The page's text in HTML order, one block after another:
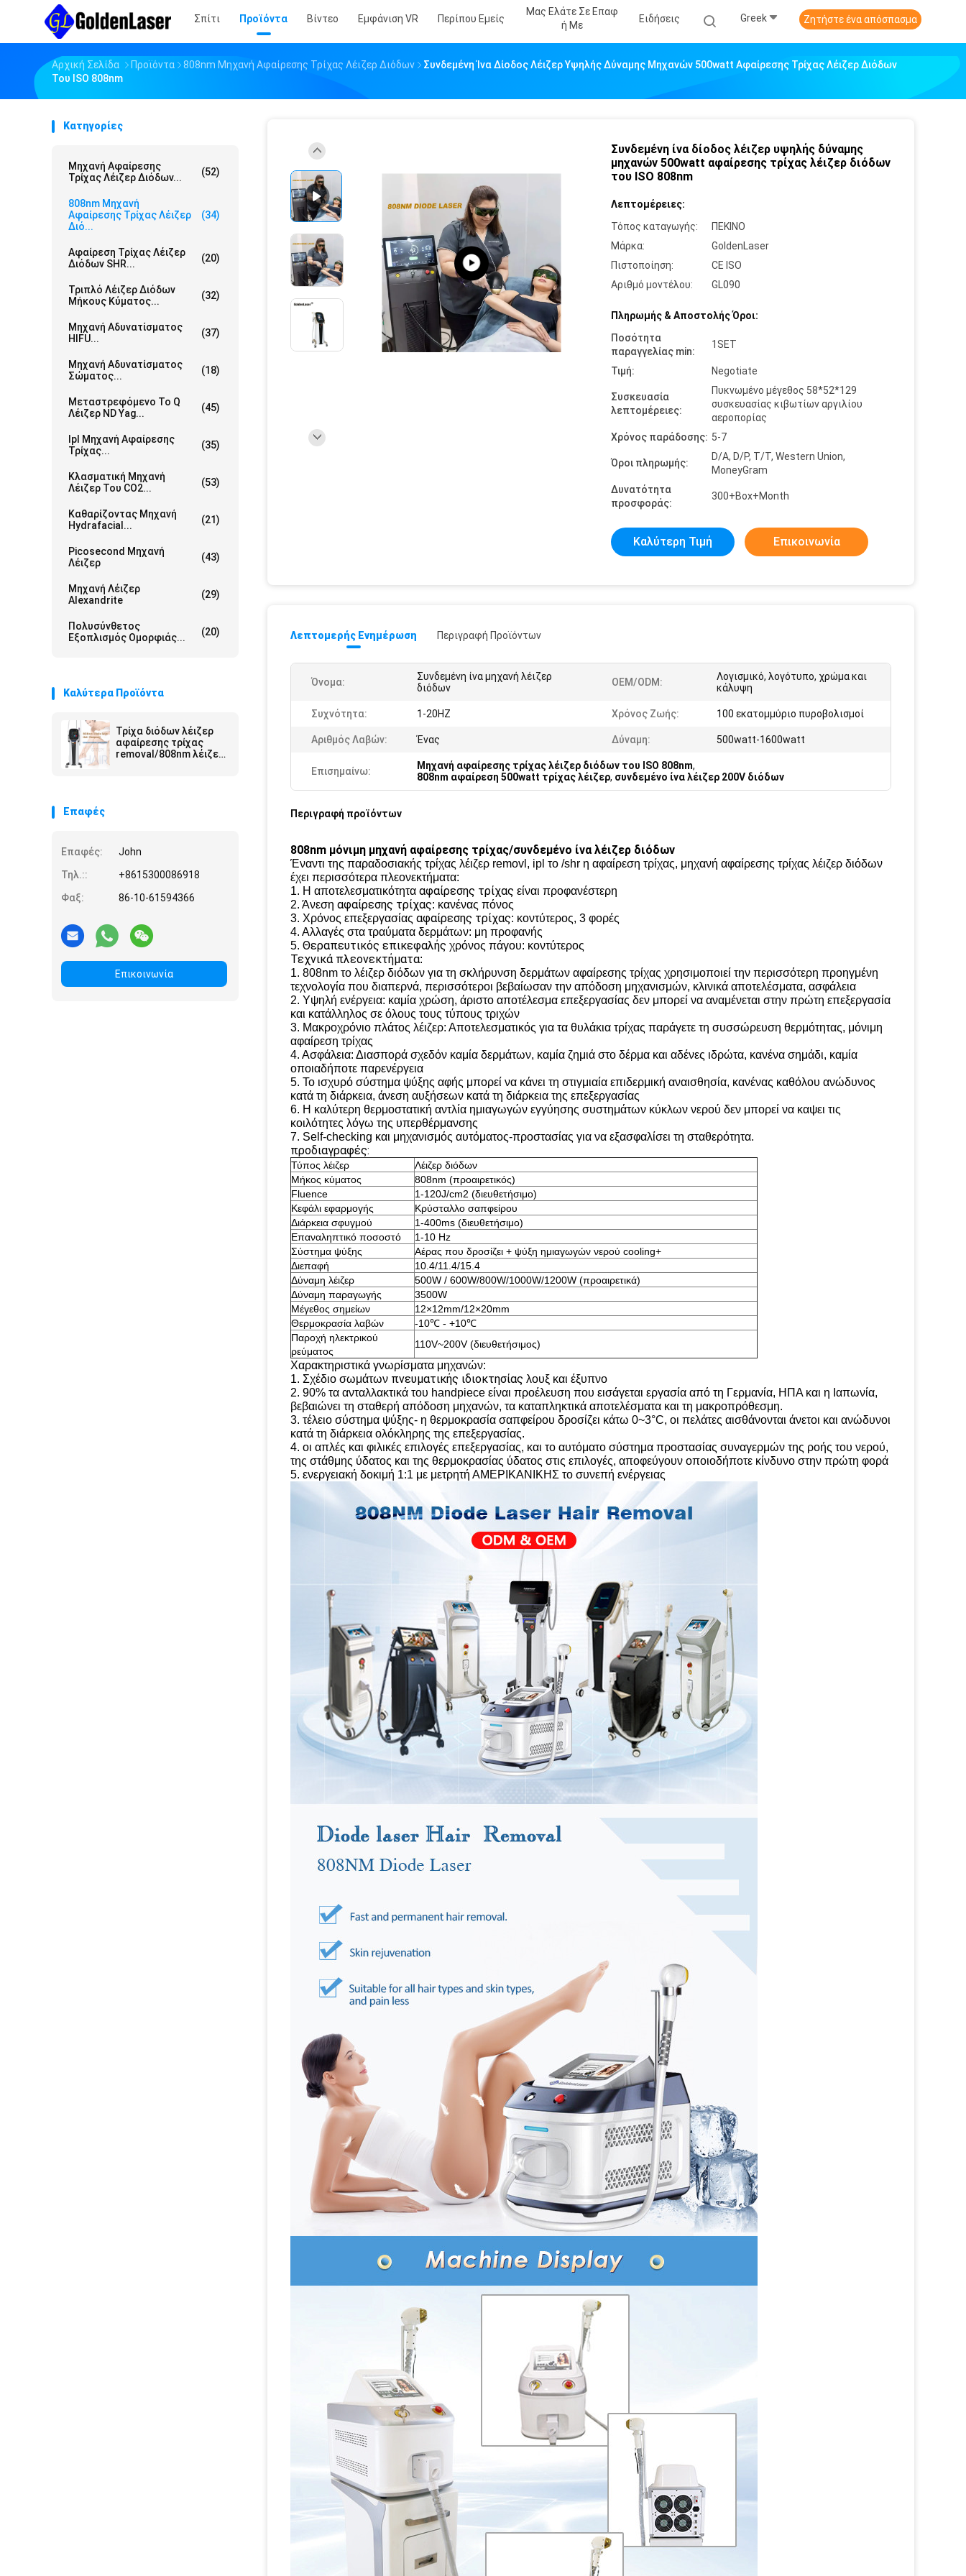
Σπίτι Προϊόντα Βίντεο Εμφάνιση VR Περίπου Εμείς
Μας Ελάτε Σε Επαφ
Ή Με
Ειδήσεις Greek Ζητήστε ένα απόσπασμα
Αρχική Σελίδα Προϊόντα 808nm Μηχανή Αφαίρεσης Τρίχας Λέιζερ Διόδων
Συνδεμένη Ίνα Δίοδος Λέιζερ Υψηλής Δύναμης Μηχανών 500watt Αφαίρεσης Τρίχας Λέιζερ Διόδων
Του ISO 808nm
Κατηγορίες
Μηχανή Αφαίρεσης
Τρίχας Λέιζερ Διόδων...
(52)
808nm Μηχανή
Αφαίρεσης Τρίχας Λέιζερ
Διό...
(34)
Αφαίρεση Τρίχας Λέιζερ
Διόδων SHR...
(20)
Τριπλό Λέιζερ Διόδων
Μήκους Κύματος...
(32)
Μηχανή Αδυνατίσματος
HIFU...
(37)
Μηχανή Αδυνατίσματος
Σώματος...
(18)
Μεταστρεφόμενο Το Q
Λέιζερ ND Yag...
(45)
Ipl Μηχανή Αφαίρεσης
Τρίχας...
(35)
Κλασματική Μηχανή
Λέιζερ Του CO2...
(53)
Καθαρίζοντας Μηχανή
Hydrafacial...
(21)
Picosecond Μηχανή
Λέιζερ
(43)
Μηχανή Λέιζερ
Alexandrite
(29)
Πολυσύνθετος
Εξοπλισμός Ομορφιάς...
(20)
Καλύτερα Προϊόντα
Τρίχα διόδων λέιζερ
αφαίρεσης τρίχας
removal/808nm λέιζερ
Επαφές
Επαφές:
John
Τηλ.::
+8615300086918
Φαξ:
86-10-61594366
Επικοινωνία
Συνδεμένη ίνα δίοδος λέιζερ υψηλής δύναμης
μηχανών 500watt αφαίρεσης τρίχας λέιζερ διόδων
του ISO 808nm
Λεπτομέρειες:
Τόπος καταγωγής:
ΠΕΚΙΝΟ
Μάρκα:
GoldenLaser
Πιστοποίηση:
CE ISO
Αριθμό μοντέλου:
GL090
Πληρωμής & Αποστολής Όροι:
Ποσότητα
παραγγελίας min:
1SET
Τιμή: Negotiate
Συσκευασία
λεπτομέρειες:
Πυκνωμένο μέγεθος 58*52*129
συσκευασίας κιβωτίων αργιλίου
αεροπορίας
Χρόνος παράδοσης: 5-7
Όροι πληρωμής:
D/A, D/P, T/T, Western Union,
MoneyGram
Δυνατότητα
προσφοράς:
300+Box+Month
Καλύτερη Τιμή Επικοινωνία
Λεπτομερής Ενημέρωση Περιγραφή Προϊόντων
Όνομα:
Συνδεμένη ίνα μηχανή λέιζερ
διόδων
OEM/ODM:
Λογισμικό, λογότυπο, χρώμα και
κάλυψη
Συχνότητα: 1-20HZ Χρόνος Ζωής: 100 εκατομμύριο πυροβολισμοί
Αριθμός Λαβών: Ένας Δύναμη: 500watt-1600watt
Επισημαίνω: Μηχανή αφαίρεσης τρίχας λέιζερ διόδων του ISO 808nm,
808nm αφαίρεση 500watt τρίχας λέιζερ, συνδεμένο ίνα λέιζερ 200V διόδων
Περιγραφή προϊόντων
808nm μόνιμη μηχανή αφαίρεσης τρίχας/συνδεμένο ίνα λέιζερ διόδων
Έναντι της παραδοσιακής τρίχας λέιζερ removl, ipl το /shr η αφαίρεση τρίχας, μηχανή αφαίρεσης τρίχας λέιζερ διόδων
έχει περισσότερα πλεονεκτήματα:
1. Η αποτελεσματικότητα αφαίρεσης τρίχας είναι προφανέστερη
2. Άνεση αφαίρεσης τρίχας: κανένας πόνος
3. Χρόνος επεξεργασίας αφαίρεσης τρίχας: κοντύτερος, 3 φορές
4. Αλλαγές στα τραύματα δερμάτων: μη προφανής
5. Θεραπευτικός επικεφαλής χρόνος πάγου: κοντύτερος
Τεχνικά πλεονεκτήματα:
1. 808nm το λέιζερ διόδων για τη σκλήρυνση δερμάτων αφαίρεσης τρίχας χρησιμοποιεί την περισσότερη προηγμένη
τεχνολογία που διαπερνά, περισσότεροι βεβαίωσαν την απόδοση μηχανισμών, κλινικά αποτελέσματα, ασφάλεια
2. Υψηλή ενέργεια: καμία χρώση, άριστο αποτέλεσμα επεξεργασίας δεν μπορεί να αναμένεται στην πρώτη επεξεργασία
και κατάλληλος σε όλους τους τύπους τριχών
3. Μακροχρόνιο πλάτος λέιζερ: Αποτελεσματικός για τα θυλάκια τρίχας παράγετε τη συσσώρευση θερμότητας, μόνιμη
αφαίρεση τρίχας
4. Ασφάλεια: Διασπορά σχεδόν καμία δερμάτων, καμία ζημιά στο δέρμα και αδένες ιδρώτα, κανένα σημάδι, καμία
οποιαδήποτε παρενέργεια
5. Το ισχυρό σύστημα ψύξης αφής μπορεί να κάνει τη στιγμιαία επιδερμική αναισθησία, κανένας καθόλου ανώδυνος
κατά τη διάρκεια, άνεση αυξήσεων κατά τη διάρκεια της επεξεργασίας
6. Η καλύτερη θερμοστατική αντλία ημιαγωγών εγγύησης συστημάτων κύκλων νερού δεν μπορεί να καψει τις
κοιλότητες λόγω της υπερθέρμανσης
7. Self-checking και μηχανισμός αυτόματος-προστασίας για να εξασφαλίσει τη σταθερότητα.
προδιαγραφές:
Τύπος λέιζερ
Λέιζερ διόδων
Μήκος κύματος
808nm (προαιρετικός)
Fluence
1-120J/cm2 (διευθετήσιμο)
Κεφάλι εφαρμογής
Κρύσταλλο σαπφείρου
Διάρκεια σφυγμού
1-400ms (διευθετήσιμο)
Επαναληπτικό ποσοστό
1-10 Hz
Σύστημα ψύξης
Αέρας που δροσίζει + ψύξη ημιαγωγών νερού cooling+
Διεπαφή
10.4/11.4/15.4
Δύναμη λέιζερ
500W / 600W/800W/1000W/1200W (προαιρετικά)
Δύναμη παραγωγής
3500W
Μέγεθος σημείων
12×12mm/12×20mm
Θερμοκρασία λαβών
-10℃ - +10℃
Παροχή ηλεκτρικού
ρεύματος
110V~200V (διευθετήσιμος)
Χαρακτηριστικά γνωρίσματα μηχανών:
1. Σχέδιο σωμάτων πνευματικής ιδιοκτησίας λουξ και έξυπνο
2. 90% τα ανταλλακτικά του handpiece είναι προέλευση που εισάγεται εργασία από τη Γερμανία, ΗΠΑ και η Ιαπωνία,
βεβαιώνει τη σταθερή απόδοση μηχανών, τα καταπληκτικά αποτελέσματα και τη μακροπρόθεσμη.
3. τέλειο σύστημα ψύξης- η θερμοκρασία σαπφείρου δροσίζει κάτω 0~3°C, οι πελάτες αισθάνονται άνετοι και ανώδυνοι
κατά τη διάρκεια ολόκληρης της επεξεργασίας.
4. οι απλές και φιλικές επιλογές επεξεργασίας, και το αυτόματο σύστημα προστασίας συναγερμών της ροής του νερού,
της στάθμης ύδατος και της θερμοκρασίας ύδατος στις επιλογές, αποφεύγουν οποιοδήποτε κίνδυνο στην πρώτη φορά
5. ενεργειακή δοκιμή 1:1 με μετρητή ΑΜΕΡΙΚΑΝΙΚΗΣ το συνεπή ενέργειας